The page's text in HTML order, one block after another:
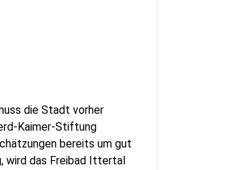
die Stadt vorher
Kaimer-Stiftung
bereits um gut
wird das Freibad Ittertal